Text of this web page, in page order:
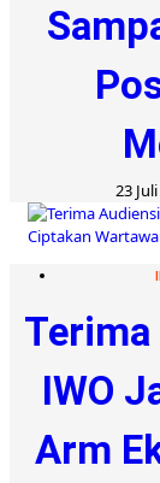
23
Terima
IWO
Arm